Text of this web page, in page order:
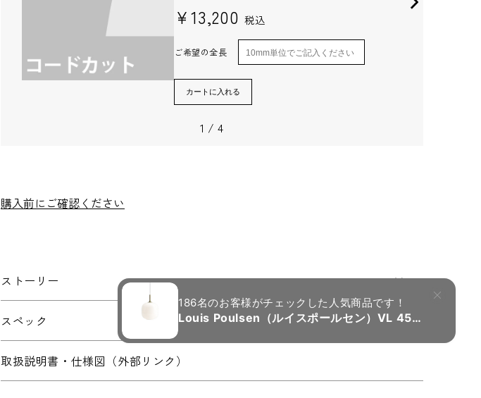
¥13,200 税込
ご希望の全長
カートに入れる
1 /4
購入前にご確認ください
ストーリー
スペック
取扱説明書・仕様図（外部リンク）